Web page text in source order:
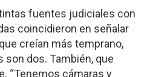
fuentes judiciales con
coincidieron en señalar
creían más temprano,
son dos. También, que
“Tenemos cámaras y